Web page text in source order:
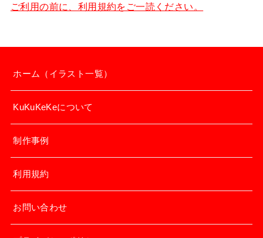
ご利用の前に、利用規約をご一読ください。
ホーム（イラスト一覧）
KuKuKeKeについて
制作事例
利用規約
お問い合わせ